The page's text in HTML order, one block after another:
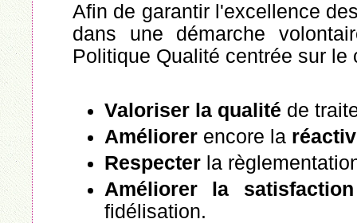
Afin de garantir l'excellence
dans une démarche
Politique Qualité centrée sur
Valoriser la qualité de
Améliorer encore la
Respecter la
Améliorer la satisfaction
fidélisation.